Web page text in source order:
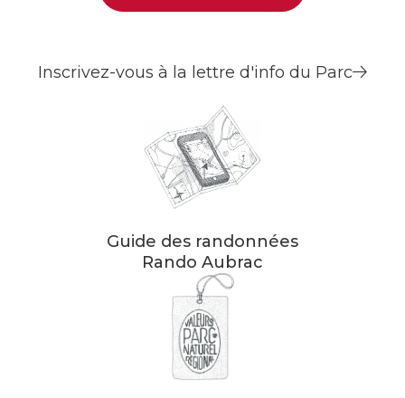
Inscrivez-vous à la lettre d'info du Parc
Guide des randonnées
Rando Aubrac